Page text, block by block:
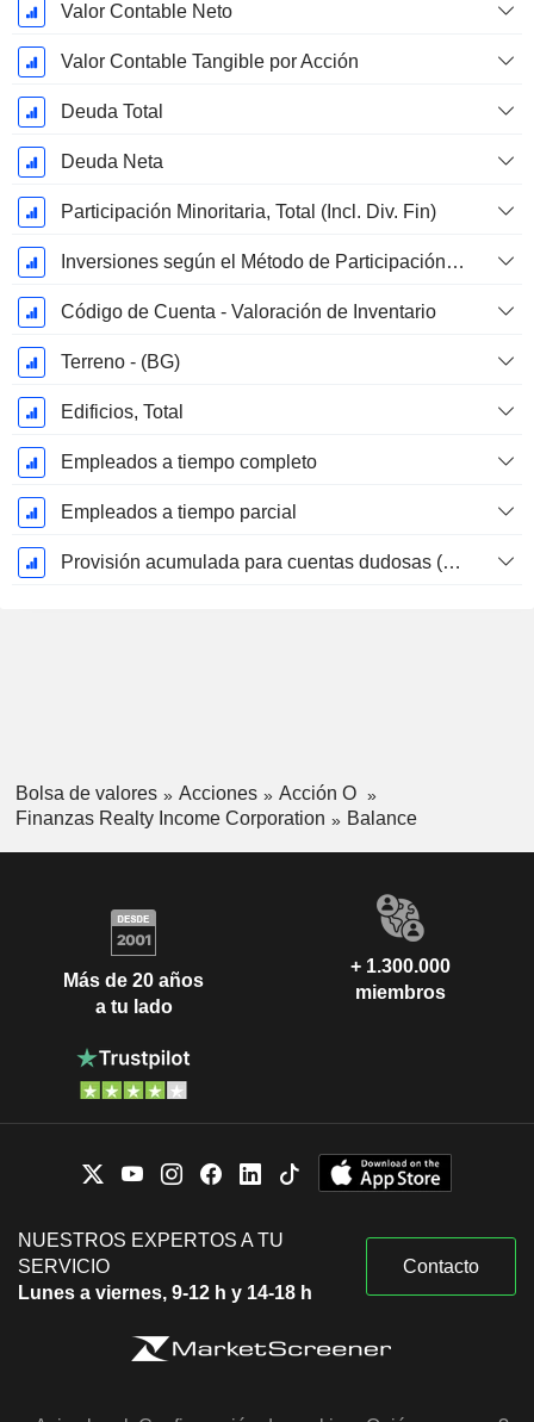
Valor Contable Neto
Valor Contable Tangible por Acción
Deuda Total
Deuda Neta
Participación Minoritaria, Total (Incl. Div. Fin)
Inversiones según el Método de Participación, Total
Código de Cuenta - Valoración de Inventario
Terreno - (BG)
Edificios, Total
Empleados a tiempo completo
Empleados a tiempo parcial
Provisión acumulada para cuentas dudosas (Suplemento)
Bolsa de valores Acciones
Acción O
Finanzas Realty Income Corporation
Balance
Más de 20 años
a tu lado
+ 1.300.000
miembros
NUESTROS EXPERTOS A TU
SERVICIO
Lunes a viernes, 9-12 h y 14-18 h
Contacto